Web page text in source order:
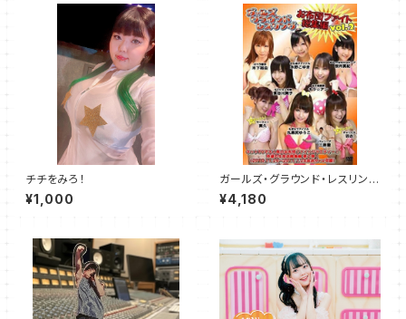
チチをみろ！
¥1,000
ガールズ・グラウンド・レスリング
お布団ファイト総集編 Vol.2
¥4,180